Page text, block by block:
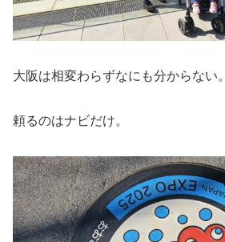
大阪は相変わらずなにも分からない。
頼るのはナビだけ。